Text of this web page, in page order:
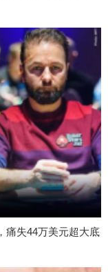
痛失44万美元超大底